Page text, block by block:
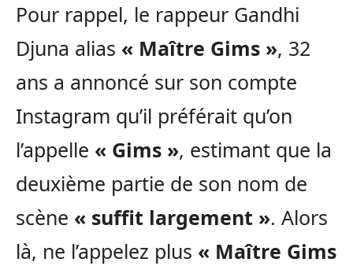
Pour rappel, le rappeur Gandhi
Djuna alias « Maître Gims », 32
ans a annoncé sur son compte
Instagram qu’il préférait qu’on
l’appelle « Gims », estimant que la
deuxième partie de son nom de
scène « suffit largement ». Alors
là, ne l’appelez plus « Maître Gims